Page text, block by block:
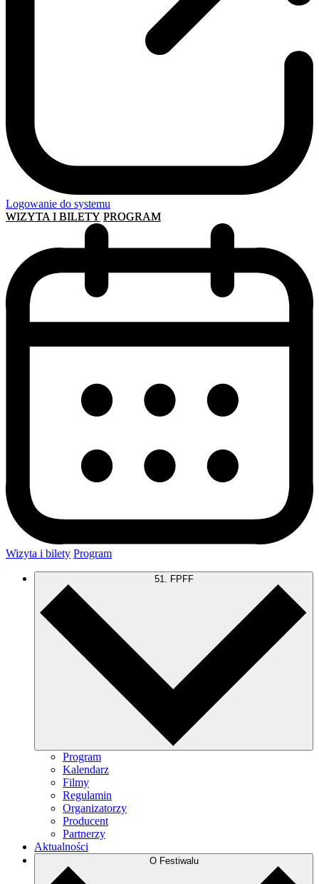
Logowanie do systemu
WIZYTA I BILETY PROGRAM
Wizyta i bilety Program
51. FPFF
Program
Kalendarz
Filmy
Regulamin
Organizatorzy
Producent
Partnerzy
Aktualności
O Festiwalu